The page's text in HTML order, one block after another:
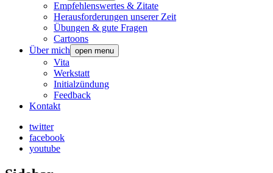
Empfehlenswertes & Zitate
Herausforderungen unserer Zeit
Übungen & gute Fragen
Cartoons
Über mich open menu
Vita
Werkstatt
Initialzündung
Feedback
Kontakt
twitter
facebook
youtube